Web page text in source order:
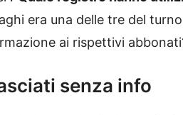
era una delle tre del turno
ai rispettivi
senza info